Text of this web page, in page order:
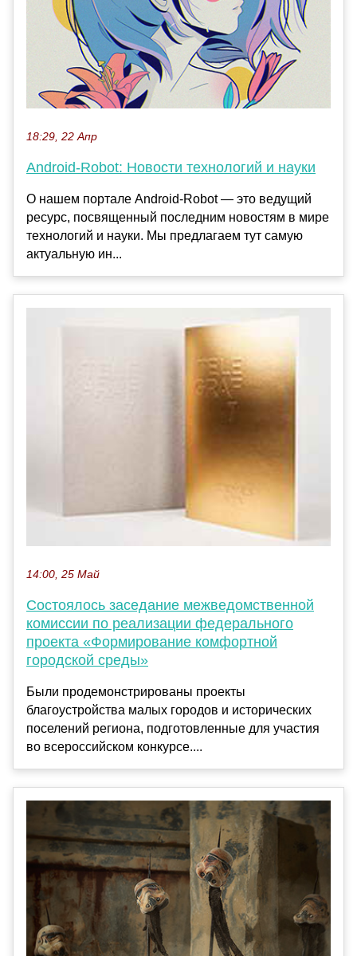
18:29, 22 Апр
Android-Robot: Новости технологий и науки
О нашем портале Android-Robot — это ведущий
ресурс, посвященный последним новостям в мире
технологий и науки. Мы предлагаем тут самую
актуальную ин...
14:00, 25 Май
Состоялось заседание межведомственной
комиссии по реализации федерального
проекта «Формирование комфортной
городской среды»
Были продемонстрированы проекты
благоустройства малых городов и исторических
поселений региона, подготовленные для участия
во всероссийском конкурсе....